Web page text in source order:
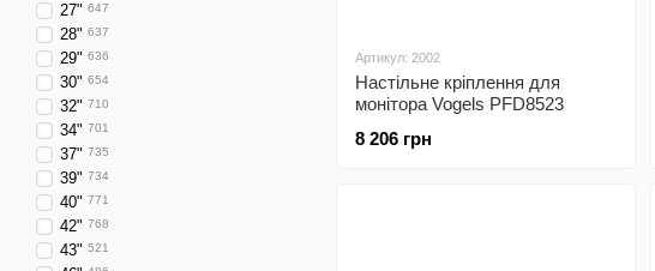
Артикул: 2002
Настільне кріплення для
монітора Vogels PFD8523
8 206 грн
27" 647
28" 637
29" 636
30" 654
32" 710
34" 701
37" 735
39" 734
40" 771
42" 768
43" 521